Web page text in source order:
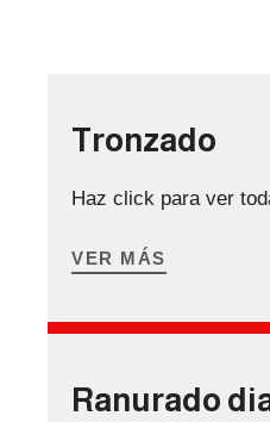
Tronzado
Haz click para ver
VER MÁS
Ranurado